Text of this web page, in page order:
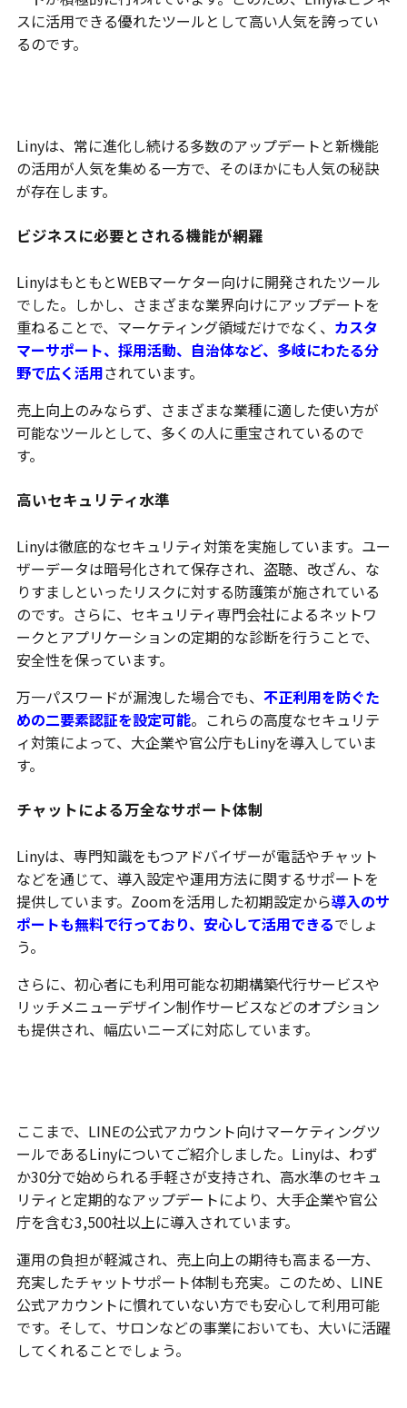
スに活用できる優れたツールとして高い人気を誇ってい
るのです。
Linyは、常に進化し続ける多数のアップデートと新機能
の活用が人気を集める一方で、そのほかにも人気の秘訣
が存在します。
ビジネスに必要とされる機能が網羅
LinyはもともとWEBマーケター向けに開発されたツール
でした。しかし、さまざまな業界向けにアップデートを
重ねることで、マーケティング領域だけでなく、 カスタ
マーサポート、採用活動、自治体など、多岐にわたる分
野で広く活用されています。
売上向上のみならず、さまざまな業種に適した使い方が
可能なツールとして、多くの人に重宝されているので
す。
高いセキュリティ水準
Linyは徹底的なセキュリティ対策を実施しています。ユー
ザーデータは暗号化されて保存され、盗聴、改ざん、な
りすましといったリスクに対する防護策が施されている
のです。さらに、セキュリティ専門会社によるネットワ
ークとアプリケーションの定期的な診断を行うことで、
安全性を保っています。
万一パスワードが漏洩した場合でも、 不正利用を防ぐた
めの二要素認証を設定可能。これらの高度なセキュリテ
ィ対策によって、大企業や官公庁もLinyを導入していま
す。
チャットによる万全なサポート体制
Linyは、専門知識をもつアドバイザーが電話やチャット
などを通じて、導入設定や運用方法に関するサポートを
提供しています。Zoomを活用した初期設定から導入のサ
ポートも無料で行っており、安心して活用できるでしょ
う。
さらに、初心者にも利用可能な初期構築代行サービスや
リッチメニューデザイン制作サービスなどのオプション
も提供され、幅広いニーズに対応しています。
ここまで、LINEの公式アカウント向けマーケティングツ
ールであるLinyについてご紹介しました。Linyは、わず
か30分で始められる手軽さが支持され、高水準のセキュ
リティと定期的なアップデートにより、大手企業や官公
庁を含む3,500社以上に導入されています。
運用の負担が軽減され、売上向上の期待も高まる一方、
充実したチャットサポート体制も充実。このため、LINE
公式アカウントに慣れていない方でも安心して利用可能
です。そして、サロンなどの事業においても、大いに活躍
してくれることでしょう。